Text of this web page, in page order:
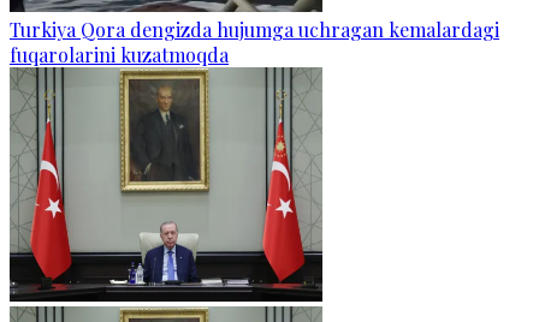
Turkiya Qora dengizda hujumga uchragan kemalardagi
fuqarolarini kuzatmoqda